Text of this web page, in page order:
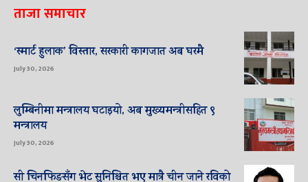
ताजा समाचार
‘स्मार्ट हुलाक’ विस्तार, सरकारी कागजात अब घरमै
July 30, 2026
लुम्बिनीमा मन्त्रालय घटाइयो, अब मुख्यमन्त्रीसहित ९
मन्त्रालय
July 30, 2026
सी चिनफिङसँग भेट सुनिश्चित भए मात्रै चीन जाने रविको